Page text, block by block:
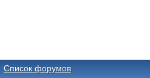
Список форумов